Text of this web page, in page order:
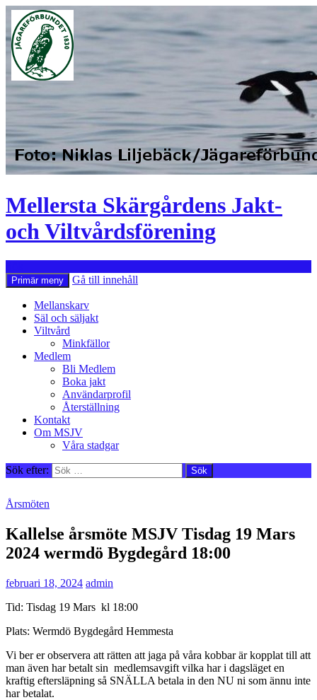
Mellersta Skärgårdens Jakt-
och Viltvårdsförening
Primär meny Gå till innehåll
Mellanskarv
Säl och säljakt
Viltvård
Minkfällor
Medlem
Bli Medlem
Boka jakt
Användarprofil
Återställning
Kontakt
Om MSJV
Våra stadgar
Sök efter:
Årsmöten
Kallelse årsmöte MSJV Tisdag 19 Mars
2024 wermdö Bygdegård 18:00
februari 18, 2024 admin
Tid: Tisdag 19 Mars kl 18:00
Plats: Wermdö Bygdegård Hemmesta
Vi ber er observera att rätten att jaga på våra kobbar är kopplat till att
man även har betalt sin medlemsavgift vilka har i dagsläget en
kraftig eftersläpning så SNÄLLA betala in den NU ni som ännu inte
har betalat.